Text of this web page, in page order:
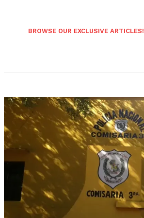
BROWSE OUR EXCLUSIVE ARTICLES!